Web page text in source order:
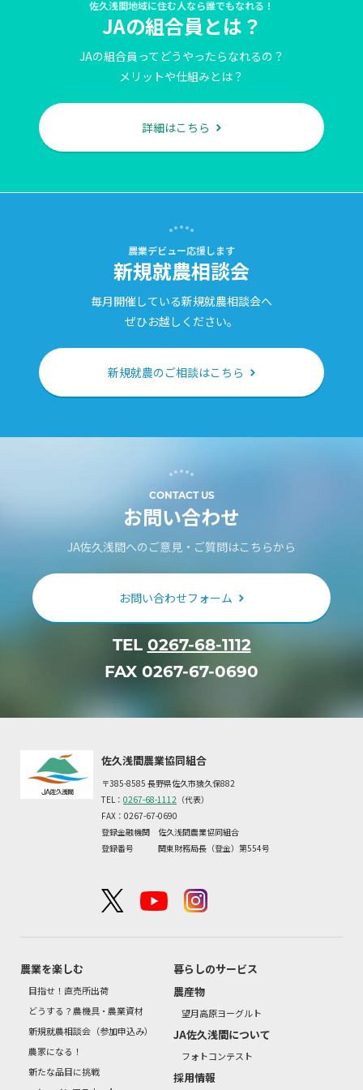
佐久浅間地域に住む人なら誰でもなれる！
JAの組合員とは？
JAの組合員ってどうやったらなれるの？
メリットや仕組みとは？
詳細はこちら
農業デビュー応援します
新規就農相談会
毎月開催している新規就農相談会へ
ぜひお越しください。
新規就農のご相談はこちら
CONTACT US
お問い合わせ
JA佐久浅間へのご意見・ご質問はこちらから
お問い合わせフォーム
TEL 0267-68-1112
FAX 0267-67-0690
佐久浅間農業協同組合
〒385-8585 長野県佐久市猿久保882
TEL： 0267-68-1112 （代表）
FAX：0267-67-0690
登録金融機関 佐久浅間農業協同組合
登録番号 関東財務局長（登金）第554号
農業を楽しむ
目指せ！直売所出荷
どうする？農機具・農業資材
新規就農相談会（参加申込み）
農家になる！
新たな品目に挑戦
暮らしのサービス
農産物
望月高原ヨーグルト
JA佐久浅間について
フォトコンテスト
採用情報